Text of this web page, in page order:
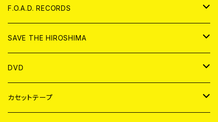
ANALOG
CD
ANALOG
F.O.A.D. RECORDS
CD
ANALOG
SAVE THE HIROSHIMA
アパレル
BADGE
DVD
JAPAN
カセットテープ